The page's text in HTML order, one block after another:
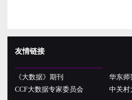
友情链接
《大数据》期刊
华东师
CCF大数据专家委员会
中关村